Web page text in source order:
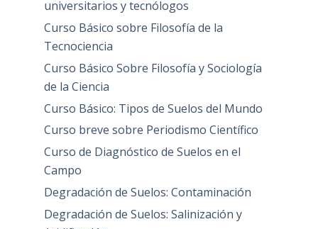
universitarios y tecnólogos
Curso Básico sobre Filosofía de la
Tecnociencia
Curso Básico Sobre Filosofía y Sociología
de la Ciencia
Curso Básico: Tipos de Suelos del Mundo
Curso breve sobre Periodismo Científico
Curso de Diagnóstico de Suelos en el
Campo
Degradación de Suelos: Contaminación
Degradación de Suelos: Salinización y